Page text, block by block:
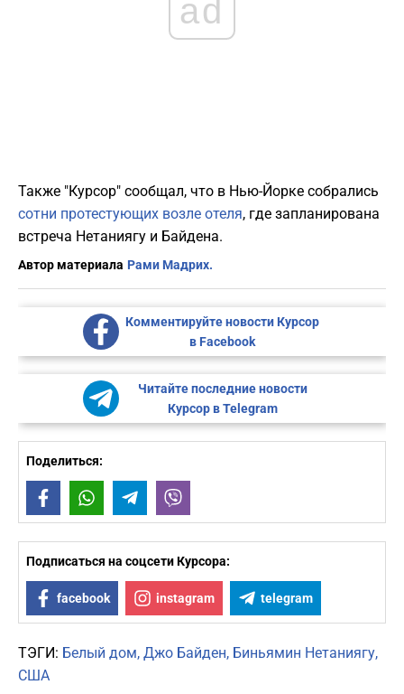
ad
Также "Курсор" сообщал, что в Нью-Йорке собрались
сотни протестующих возле отеля, где запланирована
встреча Нетаниягу и Байдена.
Автор материала Рами Мадрих.
Комментируйте новости Курсор
в Facebook
Читайте последние новости
Курсор в Telegram
Поделиться:
FacebookWhatsAppTelegram
Подписаться на соцсети Курсора:
facebook instagram telegram
ТЭГИ: Белый дом Джо Байден Биньямин Нетаниягу
США